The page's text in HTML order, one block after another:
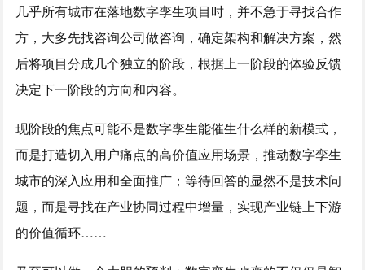
几乎所有城市在落地数字孪生项目时，并不急于寻找合作
方，大多先找咨询公司做咨询，确定架构和解决方案，然
后将项目分成几个独立的阶段，根据上一阶段的体验反馈
决定下一阶段的方向和内容。
现阶段的焦点可能不是数字孪生能催生什么样的新模式，
而是打造切入用户痛点的高价值应用场景，推动数字孪生
城市的深入应用和全面推广；等待回答的显然不是技术问
题，而是寻找在产业协同过程中增量，实现产业链上下游
的价值循环……